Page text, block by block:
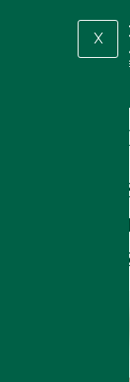
X
Pele
na